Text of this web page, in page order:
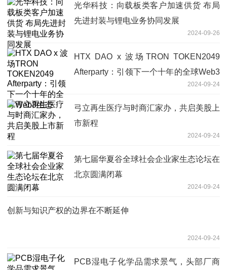
光华科技：向载板类客户加速供货 布局
先进封装与锂电业务协同发展
2024-09-26
HTX DAO x 波场TRON TOKEN2049
Afterparty：引领下一个十年的全球Web3
2024-09-24
弓立再生医疗与时商汇家办，共启美股上
市新程
2024-09-24
第七届华夏谷全球社会企业家生态论坛在
北京圆满闭幕
2024-09-24
创新与知识产权的边界在不断延伸
2024-09-24
PCB湿电子化学品需求景气，头部厂商